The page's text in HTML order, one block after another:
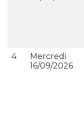
4
Mercredi
16/09/2026